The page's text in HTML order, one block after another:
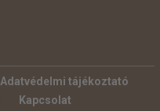
Adatvédelmi tájékoztató
Kapcsolat